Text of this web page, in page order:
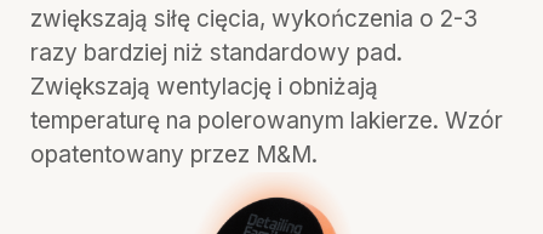
zwiększają siłę cięcia, wykończenia o 2-3
razy bardziej niż standardowy pad.
Zwiększają wentylację i obniżają
temperaturę na polerowanym lakierze. Wzór
opatentowany przez M&M.